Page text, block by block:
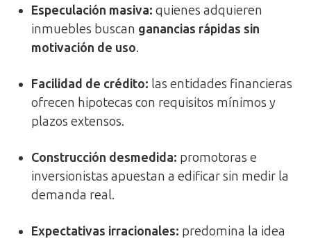
Especulación masiva: quienes adquieren
inmuebles buscan ganancias rápidas sin
motivación de uso.
Facilidad de crédito: las entidades financieras
ofrecen hipotecas con requisitos mínimos y
plazos extensos.
Construcción desmedida: promotoras e
inversionistas apuestan a edificar sin medir la
demanda real.
Expectativas irracionales: predomina la idea